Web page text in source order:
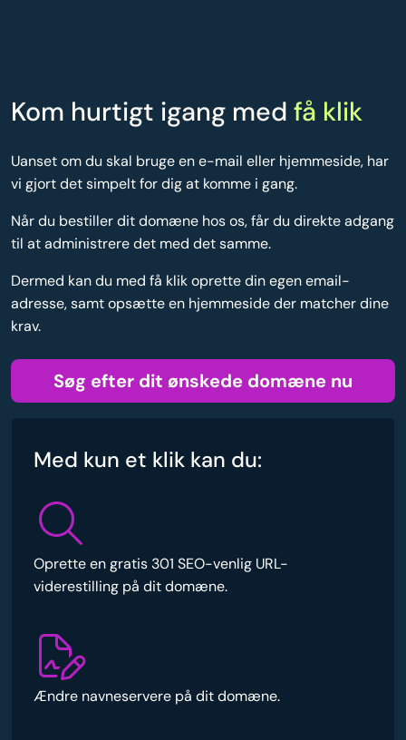
Kom hurtigt igang med få klik
Uanset om du skal bruge en e-mail eller hjemmeside, har
vi gjort det simpelt for dig at komme i gang.
Når du bestiller dit domæne hos os, får du direkte adgang
til at administrere det med det samme.
Dermed kan du med få klik oprette din egen email-
adresse, samt opsætte en hjemmeside der matcher dine
krav.
Søg efter dit ønskede domæne nu
Med kun et klik kan du:
Oprette en gratis 301 SEO-venlig URL-
viderestilling på dit domæne.
Ændre navneservere på dit domæne.